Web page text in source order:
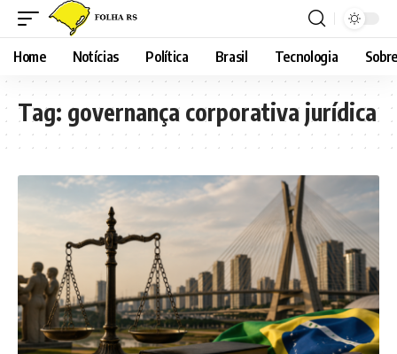
Home Notícias Política Brasil Tecnologia
Tag: governança corporativa jurídica